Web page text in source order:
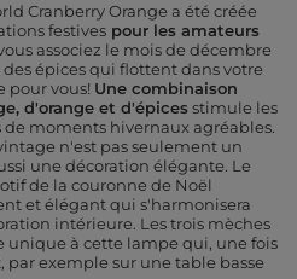
Cranberry Orange a été créée
festives pour les amateurs
associez le mois de décembre
épices qui flottent dans votre
pour vous! Une combinaison
d'orange et d'épicesstimule les
de moments hivernaux agréables.
n'est pas seulement un
une décoration élégante. Le
de la couronne de Noël
et élégant qui s'harmonisera
intérieure. Les trois mèches
à cette lampe qui, une fois
par exemple sur une table basse